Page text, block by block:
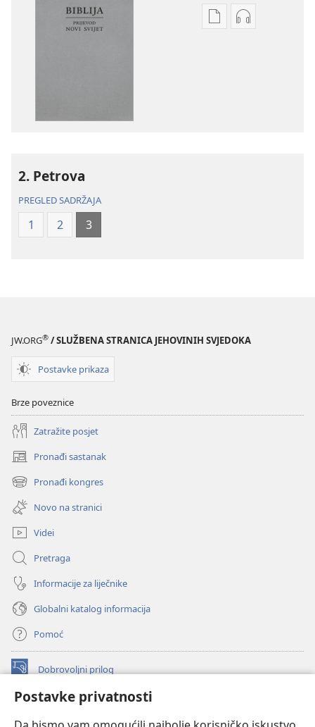
Postavke privatnosti
PostavkePostavke
2. Petrova
PREGLED SADRŽAJA
1 2 3
JW.ORG® / SLUŽBENA STRANICA JEHOVINIH SVJEDOKA
Postavke prikaza
Brze poveznice
Zatražite posjet
Pronađi sastanak
(otvara
se
novi
prozor)
Pronađi kongres
(otvara
se
novi
prozor)
Novo na stranici
Videi
Pretraga
Informacije za liječnike
Globalni katalog informacija
Pomoć
Dobrovoljni prilog
(otvara
novi
INTERNETSKA BIBLIOTEKA Watchtower